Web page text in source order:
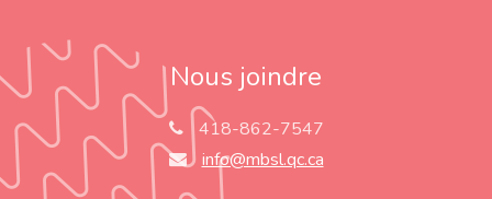
Nous joindre
418-862-7547
info@mbsl.qc.ca